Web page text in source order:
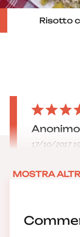
Risotto
Anonimo
17/10/2017
MOSTRA